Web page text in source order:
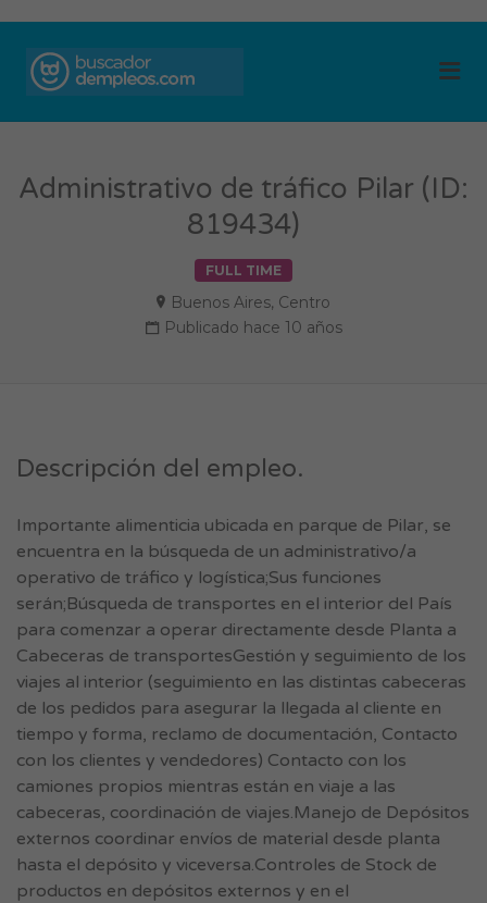
Administrativo de tráfico Pilar (ID:
819434)
FULL TIME
Buenos Aires, Centro
Publicado hace 10 años
Descripción del empleo.
Importante alimenticia ubicada en parque de Pilar, se
encuentra en la búsqueda de un administrativo/a
operativo de tráfico y logística;Sus funciones
serán;Búsqueda de transportes en el interior del País
para comenzar a operar directamente desde Planta a
Cabeceras de transportesGestión y seguimiento de los
viajes al interior (seguimiento en las distintas cabeceras
de los pedidos para asegurar la llegada al cliente en
tiempo y forma, reclamo de documentación, Contacto
con los clientes y vendedores) Contacto con los
camiones propios mientras están en viaje a las
cabeceras, coordinación de viajes.Manejo de Depósitos
externos coordinar envíos de material desde planta
hasta el depósito y viceversa.Controles de Stock de
productos en depósitos externos y en el